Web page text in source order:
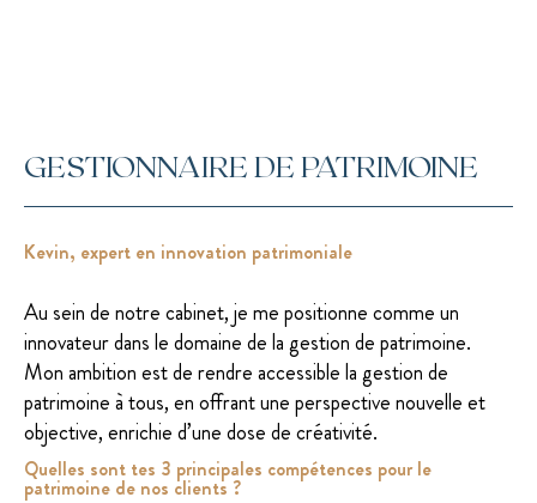
GESTIONNAIRE DE PATRIMOINE
Kevin, expert en innovation patrimoniale
Au sein de notre cabinet, je me positionne comme un
innovateur dans le domaine de la gestion de patrimoine.
Mon ambition est de rendre accessible la gestion de
patrimoine à tous, en offrant une perspective nouvelle et
objective, enrichie d’une dose de créativité.
Quelles sont tes 3 principales compétences pour le
patrimoine de nos clients ?